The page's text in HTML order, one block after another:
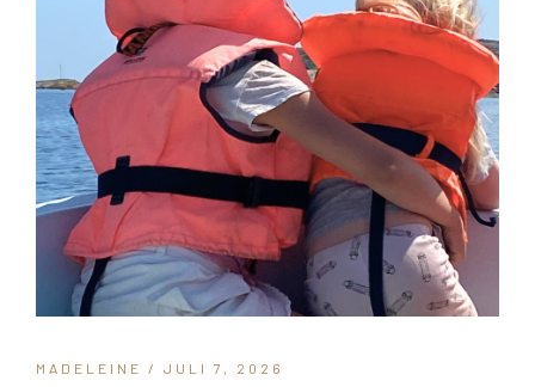
MADELEINE / JULI 7, 2026